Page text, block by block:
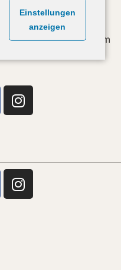
Einstellungen
anzeigen
Diek auch auf Instragram